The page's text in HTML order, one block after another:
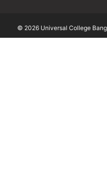
© 2026 Universal College